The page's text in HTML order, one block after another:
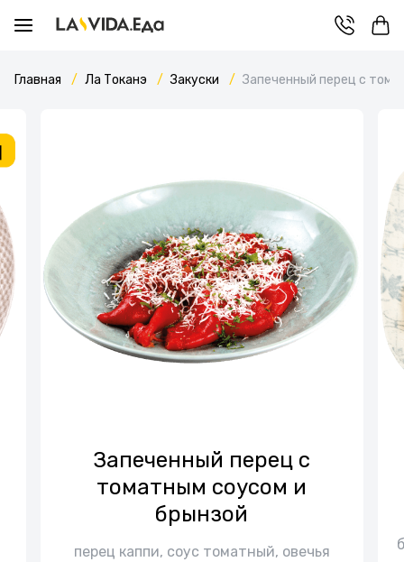
Главная Ла Токанэ Закуски Запеченный перец с
Запеченный перец с
томатным соусом и
брынзой
перец каппи, соус томатный, овечья